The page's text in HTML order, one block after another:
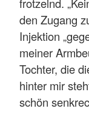
den Zugang
Injektion
meiner
Tochter, die
hinter mir
schön